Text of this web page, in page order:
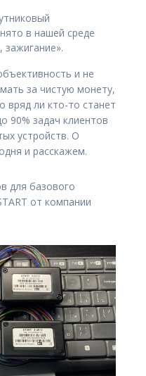
в нашей среде
и не
за чистую монету,
вряд ли кто-то станет
90% задач клиентов
устройств. О
и расскажем.
для базового
от компании